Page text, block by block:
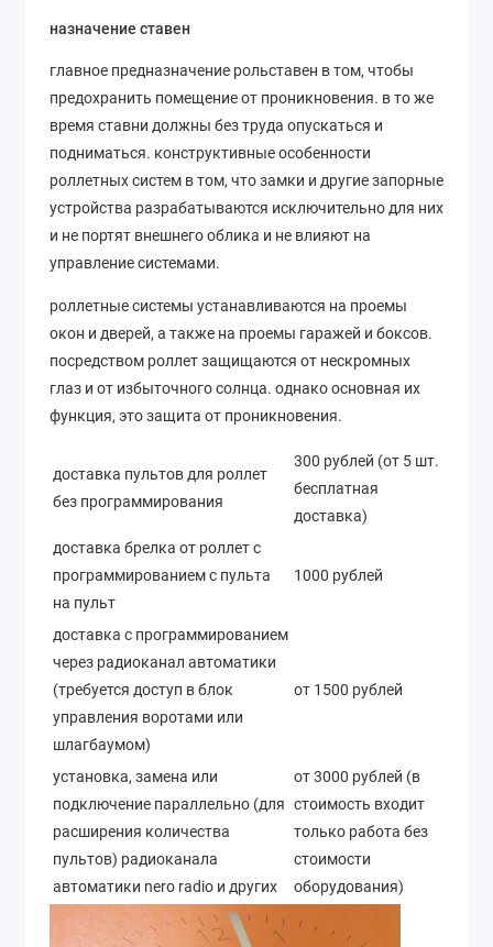
назначение ставен
главное предназначение рольставен в том, чтобы
предохранить помещение от проникновения. в то же
время ставни должны без труда опускаться и
подниматься. конструктивные особенности
роллетных систем в том, что замки и другие запорные
устройства разрабатываются исключительно для них
и не портят внешнего облика и не влияют на
управление системами.
роллетные системы устанавливаются на проемы
окон и дверей, а также на проемы гаражей и боксов.
посредством роллет защищаются от нескромных
глаз и от избыточного солнца. однако основная их
функция, это защита от проникновения.
доставка пультов для роллет
без программирования
300 рублей (от 5 шт.
бесплатная
доставка)
доставка брелка от роллет с
программированием с пульта
на пульт
1000 рублей
доставка с программированием
через радиоканал автоматики
(требуется доступ в блок
управления воротами или
шлагбаумом)
от 1500 рублей
установка, замена или
подключение параллельно (для
расширения количества
пультов) радиоканала
автоматики nero radio и других
от 3000 рублей (в
стоимость входит
только работа без
стоимости
оборудования)